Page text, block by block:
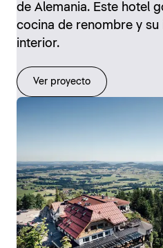
de Alemania. Este hotel
cocina de renombre y
interior.
Ver proyecto